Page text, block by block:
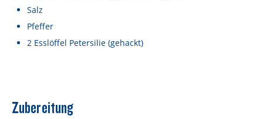
Salz
Pfeffer
2 Esslöffel Petersilie (gehackt)
Zubereitung